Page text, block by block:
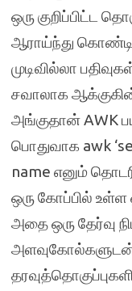
ஒரு குறிப்பிட்ட
ஆராய்ந்து
முடிவில்லா
சவாலாக
அங்குதான் AWK
பொதுவாக awk
name எனும்
ஒரு கோப்பில் உள்ள
அதை ஒரு தேர்வு
அளவுகோல்களுடன்